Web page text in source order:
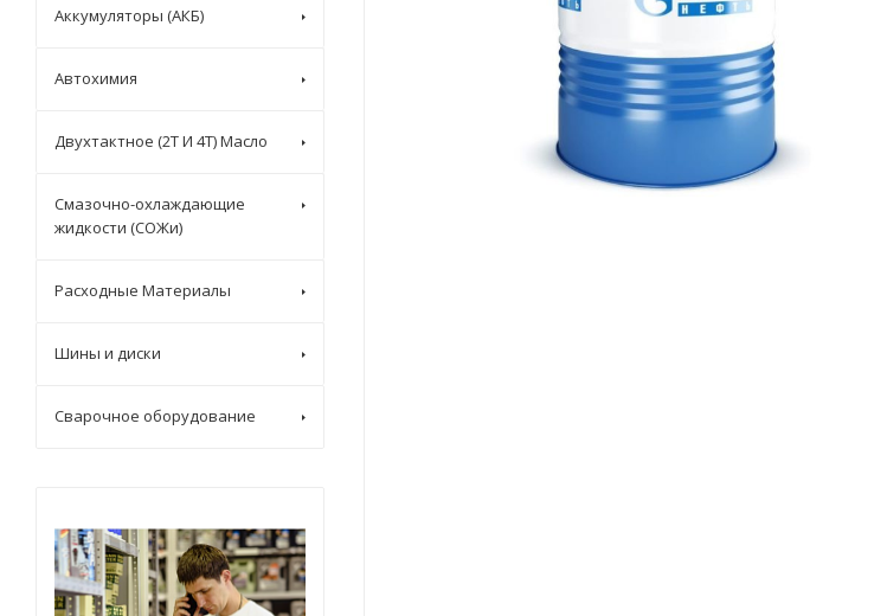
Аккумуляторы (АКБ)
Автохимия
Двухтактное (2T И 4T) Масло
Смазочно-охлаждающие
жидкости (СОЖи)
Расходные Материалы
Шины и диски
Сварочное оборудование